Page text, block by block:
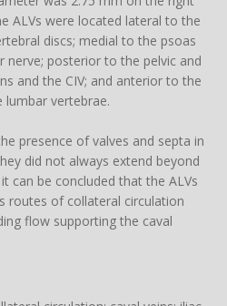
ALVs were located lateral to the
discs; medial to the psoas
posterior to the pelvic and
and the CIV; and anterior to the
vertebrae.
presence of valves and septa in
did not always extend beyond
can be concluded that the ALVs
routes of collateral circulation
flow supporting the caval